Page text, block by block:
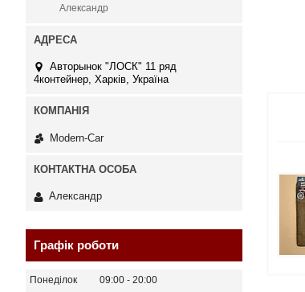
Александр
Авторынок "ЛОСК" 11 ряд
4контейнер, Харків, Україна
Modern-Car
Александр
Графік роботи
Понеділок 09:00
20:00